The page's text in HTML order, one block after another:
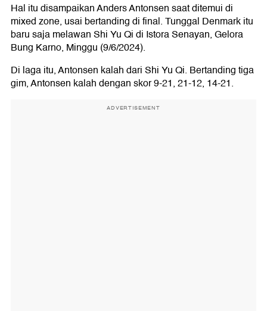
Hal itu disampaikan Anders Antonsen saat ditemui di
mixed zone, usai bertanding di final. Tunggal Denmark itu
baru saja melawan Shi Yu Qi di Istora Senayan, Gelora
Bung Karno, Minggu (9/6/2024).
Di laga itu, Antonsen kalah dari Shi Yu Qi. Bertanding tiga
gim, Antonsen kalah dengan skor 9-21, 21-12, 14-21.
ADVERTISEMENT